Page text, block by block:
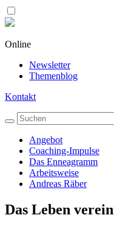
Online
Newsletter
Themenblog
Kontakt
Angebot
Coaching-Impulse
Das Enneagramm
Arbeitsweise
Andreas Räber
Das Leben